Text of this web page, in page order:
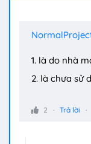
1. là do nhà
2. là chưa sử
2 Trả lời